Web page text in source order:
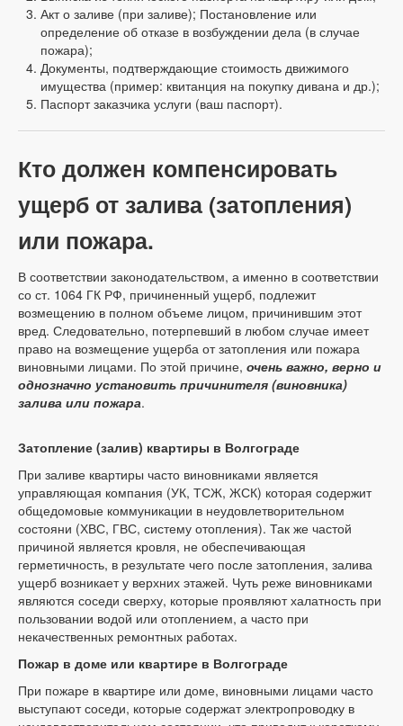
Акт о заливе (при заливе); Постановление или
определение об отказе в возбуждении дела (в случае
пожара);
Документы, подтверждающие стоимость движимого
имущества (пример: квитанция на покупку дивана и др.);
Паспорт заказчика услуги (ваш паспорт).
Кто должен компенсировать
ущерб от залива (затопления)
или пожара.
В соответствии законодательством, а именно в соответствии
со ст. 1064 ГК РФ, причиненный ущерб, подлежит
возмещению в полном объеме лицом, причинившим этот
вред. Следовательно, потерпевший в любом случае имеет
право на возмещение ущерба от затопления или пожара
виновными лицами. По этой причине, очень важно, верно и
однозначно установить причинителя (виновника)
залива или пожара.
Затопление (залив) квартиры в Волгограде
При заливе квартиры часто виновниками является
управляющая компания (УК, ТСЖ, ЖСК) которая содержит
общедомовые коммуникации в неудовлетворительном
состояни (ХВС, ГВС, систему отопления). Так же частой
причиной является кровля, не обеспечивающая
герметичность, в результате чего после затопления, залива
ущерб возникает у верхних этажей. Чуть реже виновниками
являются соседи сверху, которые проявляют халатность при
пользовании водой или отоплением, а часто при
некачественных ремонтных работах.
Пожар в доме или квартире в Волгограде
При пожаре в квартире или доме, виновными лицами часто
выступают соседи, которые содержат электропроводку в